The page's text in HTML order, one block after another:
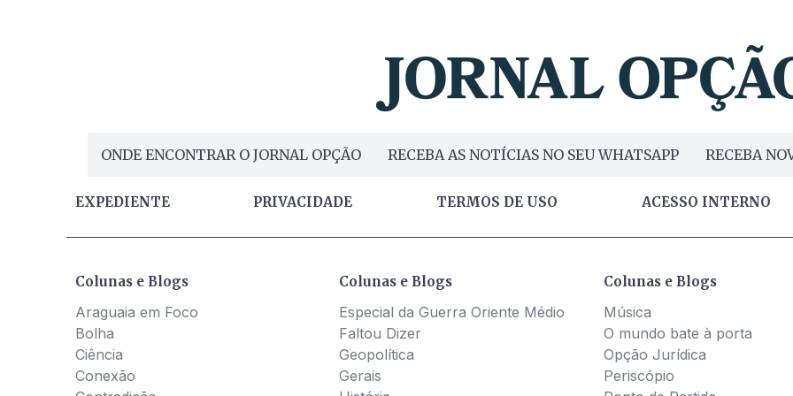
ONDE ENCONTRAR O JORNAL OPÇÃO RECEBA AS NOTÍCIAS NO SEU WHATSAPP RECEBA
EXPEDIENTE PRIVACIDADE TERMOS DE USO ACESSO INTERNO
Colunas e Blogs
Araguaia em Foco
Bolha
Ciência
Conexão
Colunas e Blogs
Especial da Guerra Oriente Médio
Faltou Dizer
Geopolítica
Gerais
Colunas e Blogs
Música
O mundo bate à porta
Opção Jurídica
Periscópio